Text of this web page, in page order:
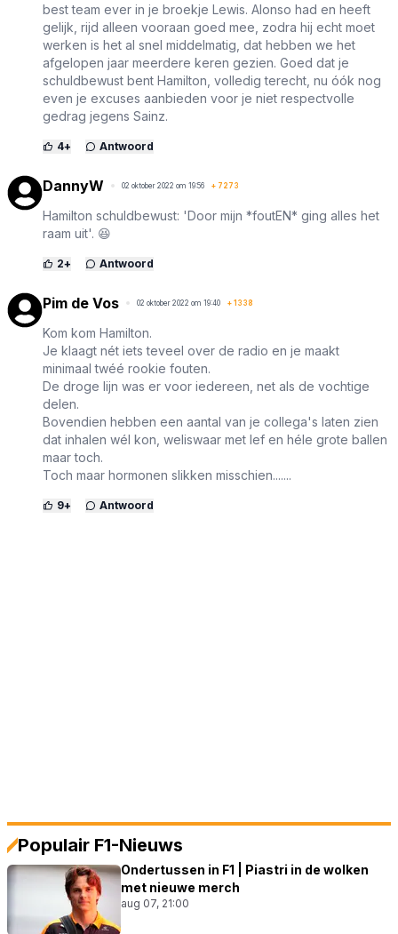
best team ever in je broekje Lewis. Alonso had en heeft
gelijk, rijd alleen vooraan goed mee, zodra hij echt moet
werken is het al snel middelmatig, dat hebben we het
afgelopen jaar meerdere keren gezien. Goed dat je
schuldbewust bent Hamilton, volledig terecht, nu óók nog
even je excuses aanbieden voor je niet respectvolle
gedrag jegens Sainz.
4+ Antwoord
DannyW 02 oktober 2022 om 19:56 + 7273
Hamilton schuldbewust: 'Door mijn *foutEN* ging alles het
raam uit'. 😆
2+ Antwoord
Pim de Vos 02 oktober 2022 om 19:40 + 1338
Kom kom Hamilton.
Je klaagt nét iets teveel over de radio en je maakt
minimaal twéé rookie fouten.
De droge lijn was er voor iedereen, net als de vochtige
delen.
Bovendien hebben een aantal van je collega's laten zien
dat inhalen wél kon, weliswaar met lef en héle grote ballen
maar toch.
Toch maar hormonen slikken misschien.......
9+ Antwoord
Populair F1-Nieuws
Ondertussen in F1 | Piastri in de wolken
met nieuwe merch
aug 07, 21:00